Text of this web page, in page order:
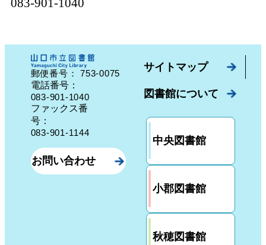
郵便番号：753-0075 山口県山口市中園町７番７号
電話番号：
083-901-1040
ファックス番
号：
083-901-1144
お問い合わせ
サイトマップ
図書館について
中央図書館
小郡図書館
秋穂図書館